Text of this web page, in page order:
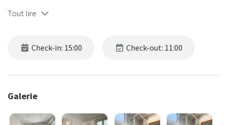
confortable, une cuisine américaine entièrement équipée et une
Climatisé et entièrement équipé, il offre tout le confort nécessaire
moyenne durée.
Tout lire
Check-in: 15:00 Check-out: 11:00
Galerie